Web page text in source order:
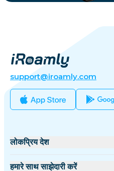
support@iroamly.com
लोकप्रिय देश
संयुक्त राज्य
हमारे साथ साझेदारी करें